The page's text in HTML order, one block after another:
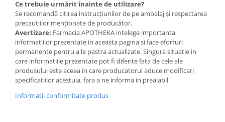
Ce trebuie urmărit înainte de utilizare?
Se recomandă citirea instrucțiunilor de pe ambalaj și respectarea
precauțiilor menționate de producător.
Avertizare: Farmacia APOTHEKA intelege importanta
informatiilor prezentate in aceasta pagina si face eforturi
permanente pentru a le pastra actualizate. Singura situatie in
care informatiile prezentate pot fi diferite fata de cele ale
produsului este aceea in care producatorul aduce modificari
specificatiilor acestuia, fara a ne informa in prealabil.
Informatii conformitate produs